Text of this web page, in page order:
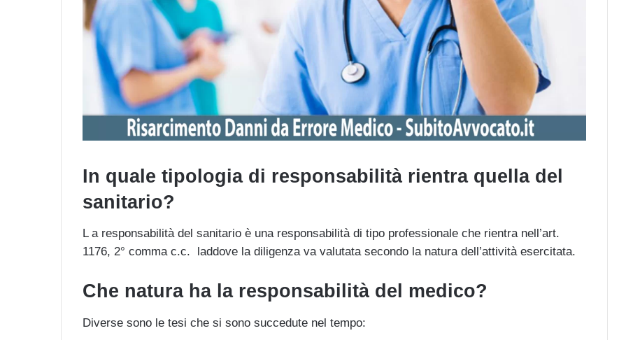
In quale tipologia di responsabilità rientra quella del
sanitario?
L a responsabilità del sanitario è una responsabilità di tipo professionale che rientra nell’art.
1176, 2° comma c.c. laddove la diligenza va valutata secondo la natura dell’attività esercitata.
Che natura ha la responsabilità del medico?
Diverse sono le tesi che si sono succedute nel tempo: